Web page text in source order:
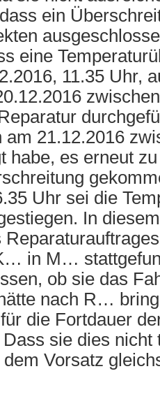
ein
eine
11.35 Uhr,
am 21.12.2016
habe, es erneut
Uhr sei die
In
in M…
ob sie das
nach R…
die Fortdauer
sie dies nicht
Vorsatz